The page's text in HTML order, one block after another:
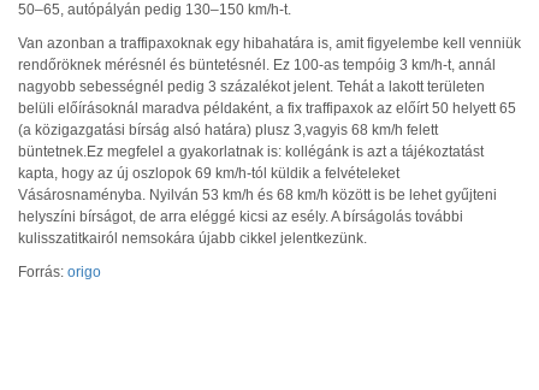
50–65, autópályán pedig 130–150 km/h-t.
Van azonban a traffipaxoknak egy hibahatára is, amit figyelembe kell venniük
rendőröknek mérésnél és büntetésnél. Ez 100-as tempóig 3 km/h-t, annál
nagyobb sebességnél pedig 3 százalékot jelent. Tehát a lakott területen
belüli előírásoknál maradva példaként, a fix traffipaxok az előírt 50 helyett 65
(a közigazgatási bírság alsó határa) plusz 3,vagyis 68 km/h felett
büntetnek.Ez megfelel a gyakorlatnak is: kollégánk is azt a tájékoztatást
kapta, hogy az új oszlopok 69 km/h-tól küldik a felvételeket
Vásárosnaményba. Nyilván 53 km/h és 68 km/h között is be lehet gyűjteni
helyszíni bírságot, de arra eléggé kicsi az esély. A bírságolás további
kulisszatitkairól nemsokára újabb cikkel jelentkezünk.
Forrás: origo